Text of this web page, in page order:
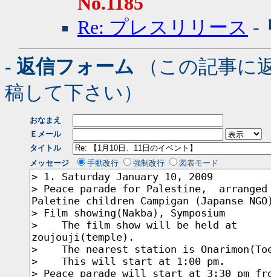
Re: プレスリリース -
- 返信フォーム （この記事に
稿して下さい）
おなまえ
Ｅメール
タイトル
メッセージ
手動改行 強制改行 図表モード